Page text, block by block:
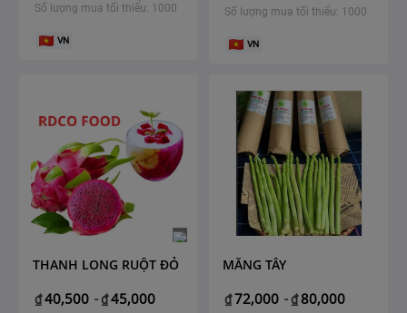
Số lượng mua tối thiểu: 1000
VN
Số lượng mua tối thiểu: 1000
VN
THANH LONG RUỘT ĐỎ
₫40,500 -₫45,000
MĂNG TÂY
₫72,000 -₫ 80,000